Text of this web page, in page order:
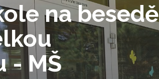
na besedě
- MŠ